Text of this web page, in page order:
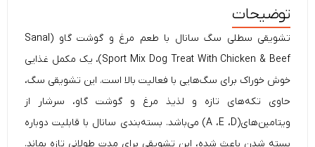
توضیحات
تشویقی سطلی سگ سانال با طعم مرغ و گوشت گاو (Sanal
Sport Mix Dog Treat With Chicken & Beef)، یک مکمل غذایی
خوش خوراک برای سگ‌هایی با فعالیت بالا است. این تشویقی سگ،
حاوی تکه‌های تازه و لذیذ مرغ و گوشت گاو، سرشار از
ویتامین‌های(A ،E ،D) می‌باشد. بسته‌بندی سانال با قابلیت دوباره
بسته شدن باعث شده، این تشویقی برای مدت طولانی تازه بماند.